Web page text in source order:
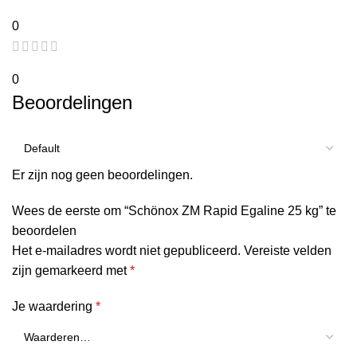
0
0
Beoordelingen
Er zijn nog geen beoordelingen.
Wees de eerste om “Schönox ZM Rapid Egaline 25 kg” te
beoordelen
Het e-mailadres wordt niet gepubliceerd. Vereiste velden
zijn gemarkeerd met*
Je waardering *